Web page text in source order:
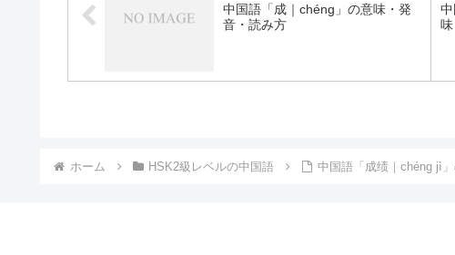
中国語「成｜chéng」の意味・発
音・読み方
ホーム HSK2級レベルの中国語 中国語「成绩｜chéng jì